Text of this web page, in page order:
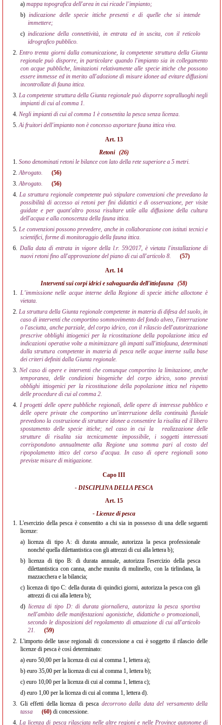
a) mappa topografica dell'area in cui ricade l’impianto;
b) indicazione delle specie ittiche presenti e di quelle che si intende
immettere;
c) indicazione della connettività, in entrata ed in uscita, con il reticolo
idrografico pubblico.
2. Entro trenta giorni dalla comunicazione, la competente struttura della Giunta
regionale può disporre, in particolare quando l'impianto sia in collegamento
con acque pubbliche, limitazioni relativamente alle specie ittiche che possono
essere immesse ed in merito all'adozione di misure idonee ad evitare diffusioni
incontrollate di fauna ittica.
3. La competente struttura della Giunta regionale può disporre sopralluoghi negli
impianti di cui al comma 1.
4. Negli impianti di cui al comma 1 è consentita la pesca senza licenza.
5. Ai fruitori dell'impianto non è concesso asportare fauna ittica viva.
Art. 13
Retoni (26)
1. Sono denominati retoni le bilance con lato della rete superiore a 5 metri.
2. Abrogato.
(56)
3. Abrogato.
(56)
4. La struttura regionale competente può stipulare convenzioni che prevedano la
possibilità di accesso ai retoni per fini didattici e di osservazione, per visite
guidate e per quant'altro possa risultare utile alla diffusione della cultura
dell'acqua e alla conoscenza della fauna ittica.
5. Le convenzioni possono prevedere, anche in collaborazione con istituti tecnici e
scientifici, forme di monitoraggio della fauna ittica.
6. Dalla data di entrata in vigore della l.r. 59/2017, è vietata l'installazione di
nuovi retoni fino all'approvazione del piano di cui all'articolo 8.
(57)
Art. 14
Interventi sui corpi idrici e salvaguardia dell'ittiofauna (58)
1. L’immissione nelle acque interne della Regione di specie ittiche alloctone è
vietata.
2. La struttura della Giunta regionale competente in materia di difesa del suolo, in
caso di interventi che comportino sommovimento del fondo alveo, l'interruzione
o l'asciutta, anche parziale, del corpo idrico, con il rilascio dell'autorizzazione
prescrive obblighi ittiogenici per la ricostituzione della popolazione ittica ed
indicazioni operative volte a minimizzare gli impatti sull'ittiofauna, determinati
dalla struttura competente in materia di pesca nelle acque interne sulla base
dei criteri definiti dalla Giunta regionale.
3. Nel caso di opere e interventi che comunque comportino la limitazione, anche
temporanea, delle condizioni biogeniche del corpo idrico, sono previsti
obblighi ittiogenici per la ricostituzione della popolazione ittica nel rispetto
delle procedure di cui al comma 2.
4. I progetti delle opere pubbliche regionali, delle opere di interesse pubblico e
delle opere private che comportino un'interruzione della continuità fluviale
prevedono la costruzione di strutture idonee a consentire la risalita ed il libero
spostamento delle specie ittiche; nel caso in cui la
realizzazione delle
strutture di risalita sia tecnicamente impossibile, i soggetti interessati
corrispondono annualmente alla Regione una somma pari al costo del
ripopolamento ittico del corso d'acqua. In caso di opere regionali sono
previste misure di mitigazione.
Capo III
- DISCIPLINA DELLA PESCA
Art. 15
- Licenze di pesca
1.L'esercizio della pesca è consentito a chi sia in possesso di una delle seguenti
licenze:
a) licenza di tipo A: di durata annuale, autorizza la pesca professionale
nonché quella dilettantistica con gli attrezzi di cui alla lettera b);
b) licenza di tipo B: di durata annuale, autorizza l'esercizio della pesca
dilettantistica con canna, anche munita di mulinello, con la tirlindana, la
mazzacchera e la bilancia;
c) licenza di tipo C: della durata di quindici giorni, autorizza la pesca con gli
attrezzi di cui alla lettera b);
d) licenza di tipo D: di durata giornaliera, autorizza la pesca sportiva
nell'ambito delle manifestazioni agonistiche, didattiche o promozionali,
secondo le disposizioni del regolamento di attuazione di cui all'articolo
21.
(59)
2. L'importo delle tasse regionali di concessione a cui è soggetto il rilascio delle
licenze di pesca è così determinato:
a) euro 50,00 per la licenza di cui al comma 1, lettera a);
b) euro 35,00 per la licenza di cui al comma 1, lettera b);
c) euro 10,00 per la licenza di cui al comma 1, lettera c);
d) euro 1,00 per la licenza di cui al comma 1, lettera d).
3. Gli effetti della licenza di pesca decorrono dalla data del versamento della
tassa
(60) di concessione.
4.La licenza di pesca rilasciata nelle altre regioni e nelle Province autonome di